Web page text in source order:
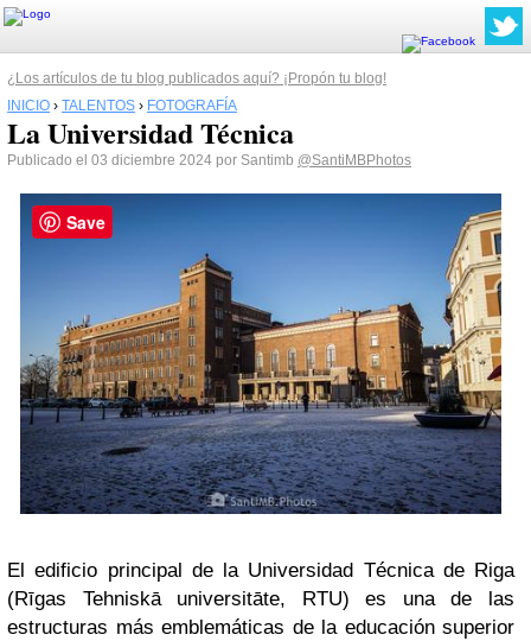
¿Los artículos de tu blog publicados aquí? ¡Propón tu blog!
INICIO › TALENTOS › FOTOGRAFÍA
La Universidad Técnica
Publicado el 03 diciembre 2024 por Santimb @SantiMBPhotos
El edificio principal de la Universidad Técnica de Riga
(Rīgas Tehniskā universitāte, RTU) es una de las
estructuras más emblemáticas de la educación superior
Save